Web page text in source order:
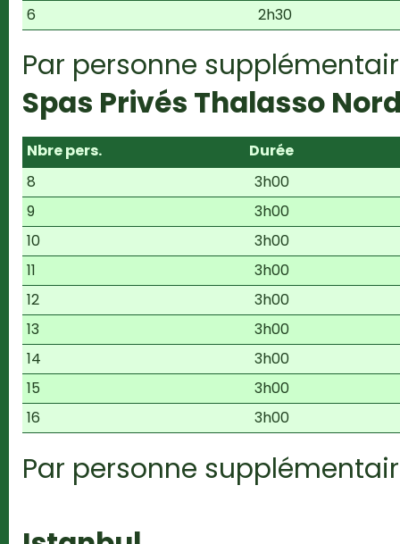
6
2h30
Par personne
Spas Privés Thalasso
Nbre pers.
Durée
8
3h00
9
3h00
10
3h00
11
3h00
12
3h00
13
3h00
14
3h00
15
3h00
16
3h00
Par personne